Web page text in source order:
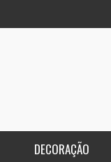
DECORAÇÃO